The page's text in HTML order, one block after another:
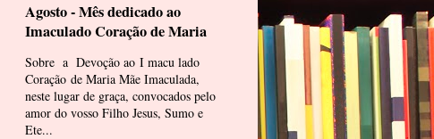
Agosto - Mês dedicado ao
Imaculado Coração de Maria
Sobre a Devoção ao I macu lado
Coração de Maria Mãe Imaculada,
neste lugar de graça, convocados pelo
amor do vosso Filho Jesus, Sumo e
Ete...